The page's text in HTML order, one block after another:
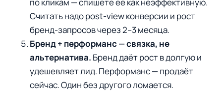
Считать надо post-view конверсии и рост
бренд-запросов через 2–3 месяца.
Бренд + перформанс — связка, не
альтернатива. Бренд даёт рост в долгую и
удешевляет лид. Перформанс — продаёт
сейчас. Один без другого ломается.